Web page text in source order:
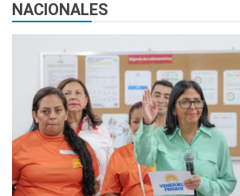
NACIONALES